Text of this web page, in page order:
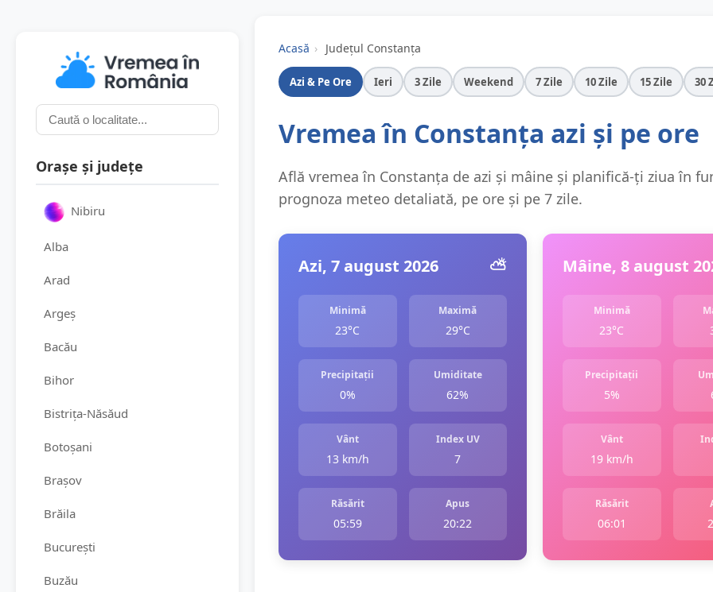
Orașe și județe
Nibiru
Alba
Arad
Argeș
Bacău
Bihor
Bistrița-Năsăud
Botoșani
Brașov
Brăila
București
Buzău
Acasă › Județul Constanța
Azi & Pe Ore Ieri 3 Zile Weekend 7 Zile 10 Zile 15 Zile 30
Vremea în Constanța azi și pe ore
Află vremea în Constanța de azi și mâine și planifică-ți ziua în
prognoza meteo detaliată, pe ore și pe 7 zile.
Azi, 7 august 2026 ⛅️
Minimă
23°C
Maximă
29°C
Precipitații
0%
Umiditate
62%
Vânt
13 km/h
Index UV
7
Răsărit
05:59
Apus
20:22
Mâine, 8 august
Minimă
23°C
Precipitații
5%
Vânt
19 km/h
Răsărit
06:01